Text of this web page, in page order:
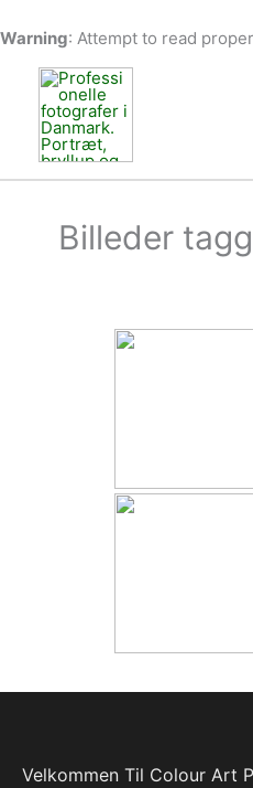
Warning: Attempt to read
indholdet
Billeder
Velkommen Til Colour Art